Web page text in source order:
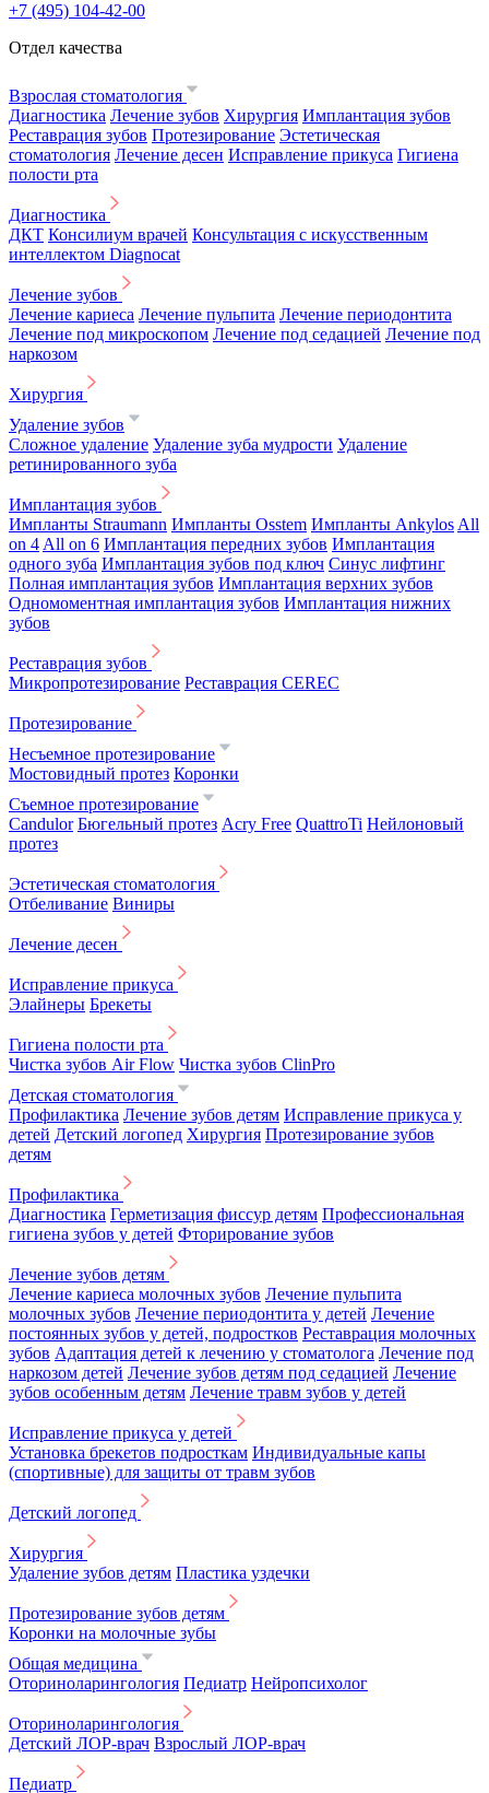
+7 (495) 104-42-00
Отдел качества
Взрослая стоматология
Диагностика Лечение зубов Хирургия Имплантация зубов
Реставрация зубов Протезирование Эстетическая
стоматология Лечение десен Исправление прикуса Гигиена
полости рта
Диагностика
ДКТ Консилиум врачей Консультация с искусственным
интеллектом Diagnocat
Лечение зубов
Лечение кариеса Лечение пульпита Лечение периодонтита
Лечение под микроскопом Лечение под седацией Лечение под
наркозом
Хирургия
Удаление зубов
Сложное удаление Удаление зуба мудрости Удаление
ретинированного зуба
Имплантация зубов
Импланты Straumann Импланты Osstem Импланты Ankylos All
on 4 All on 6 Имплантация передних зубов Имплантация
одного зуба Имплантация зубов под ключ Синус лифтинг
Полная имплантация зубов Имплантация верхних зубов
Одномоментная имплантация зубов Имплантация нижних
зубов
Реставрация зубов
Микропротезирование Реставрация CEREC
Протезирование
Несъемное протезирование
Мостовидный протез Коронки
Съемное протезирование
Candulor Бюгельный протез Acry Free QuattroTi Нейлоновый
протез
Эстетическая стоматология
Отбеливание Виниры
Лечение десен
Исправление прикуса
Элайнеры Брекеты
Гигиена полости рта
Чистка зубов Air Flow Чистка зубов ClinPro
Детская стоматология
Профилактика Лечение зубов детям Исправление прикуса у
детей Детский логопед Хирургия Протезирование зубов
детям
Профилактика
Диагностика Герметизация фиссур детям Профессиональная
гигиена зубов у детей Фторирование зубов
Лечение зубов детям
Лечение кариеса молочных зубов Лечение пульпита
молочных зубов Лечение периодонтита у детей Лечение
постоянных зубов у детей, подростков Реставрация молочных
зубов Адаптация детей к лечению у стоматолога Лечение под
наркозом детей Лечение зубов детям под седацией Лечение
зубов особенным детям Лечение травм зубов у детей
Исправление прикуса у детей
Установка брекетов подросткам Индивидуальные капы
(спортивные) для защиты от травм зубов
Детский логопед
Хирургия
Удаление зубов детям Пластика уздечки
Протезирование зубов детям
Коронки на молочные зубы
Общая медицина
Оториноларингология Педиатр Нейропсихолог
Оториноларингология
Детский ЛОР-врач Взрослый ЛОР-врач
Педиатр